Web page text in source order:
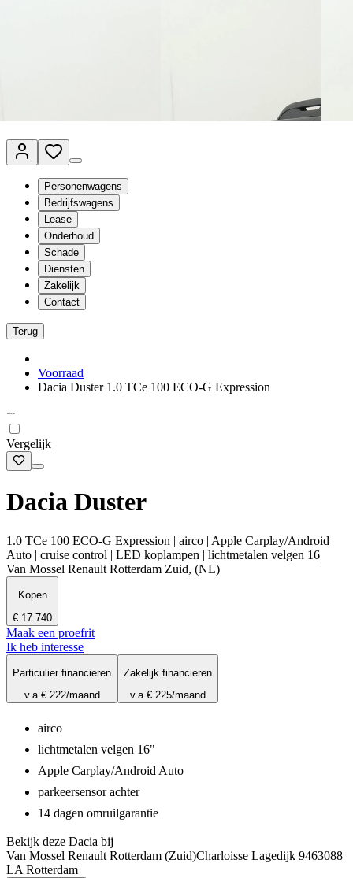
Personenwagens
Bedrijfswagens
Lease
Onderhoud
Schade
Diensten
Zakelijk
Contact
Terug
Voorraad
Dacia Duster 1.0 TCe 100 ECO-G Expression
Vergelijk
Dacia Duster
1.0 TCe 100 ECO-G Expression | airco | Apple Carplay/Android
Auto | cruise control | LED koplampen | lichtmetalen velgen 16|
Van Mossel Renault Rotterdam Zuid, (NL)
Kopen
€ 17.740
Maak een proefrit
Ik heb interesse
Particulier financieren
v.a.€ 222/maand
Zakelijk financieren
v.a.€ 225/maand
airco
lichtmetalen velgen 16"
Apple Carplay/Android Auto
parkeersensor achter
14 dagen omruilgarantie
Bekijk deze Dacia bij
Van Mossel Renault Rotterdam (Zuid)Charloisse Lagedijk 9463088
LA Rotterdam